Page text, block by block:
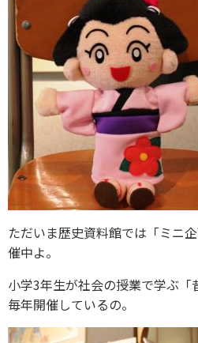
ただいま歴史資料館では「ミニ
催中よ。
小学3年生が社会の授業で学ぶ「
毎年開催しているの。